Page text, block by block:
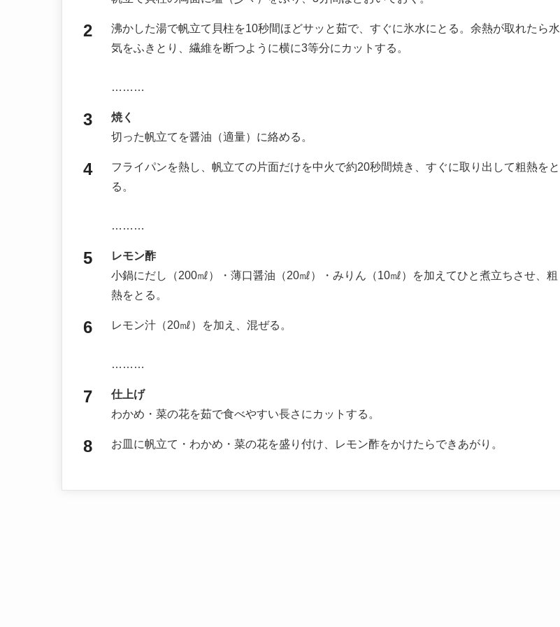
沸かした湯で帆立て貝柱を10秒間ほどサッと茹で、すぐに氷水にとる。余熱が取れたら水
気をふきとり、繊維を断つように横に3等分にカットする。
………
焼く
切った帆立てを醤油（適量）に絡める。
フライパンを熱し、帆立ての片面だけを中火で約20秒間焼き、すぐに取り出して粗熱をと
る。
………
レモン酢
小鍋にだし（200㎖）・薄口醤油（20㎖）・みりん（10㎖）を加えてひと煮立ちさせ、粗
熱をとる。
レモン汁（20㎖）を加え、混ぜる。
………
仕上げ
わかめ・菜の花を茹で食べやすい長さにカットする。
お皿に帆立て・わかめ・菜の花を盛り付け、レモン酢をかけたらできあがり。